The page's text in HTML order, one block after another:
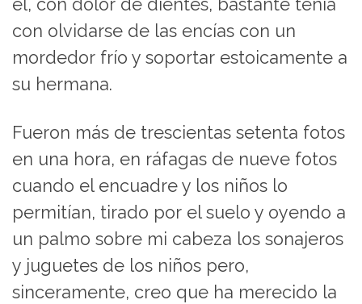
el, con dolor de dientes, bastante tenía
con olvidarse de las encías con un
mordedor frío y soportar estoicamente a
su hermana.
Fueron más de trescientas setenta fotos
en una hora, en ráfagas de nueve fotos
cuando el encuadre y los niños lo
permitían, tirado por el suelo y oyendo a
un palmo sobre mi cabeza los sonajeros
y juguetes de los niños pero,
sinceramente, creo que ha merecido la